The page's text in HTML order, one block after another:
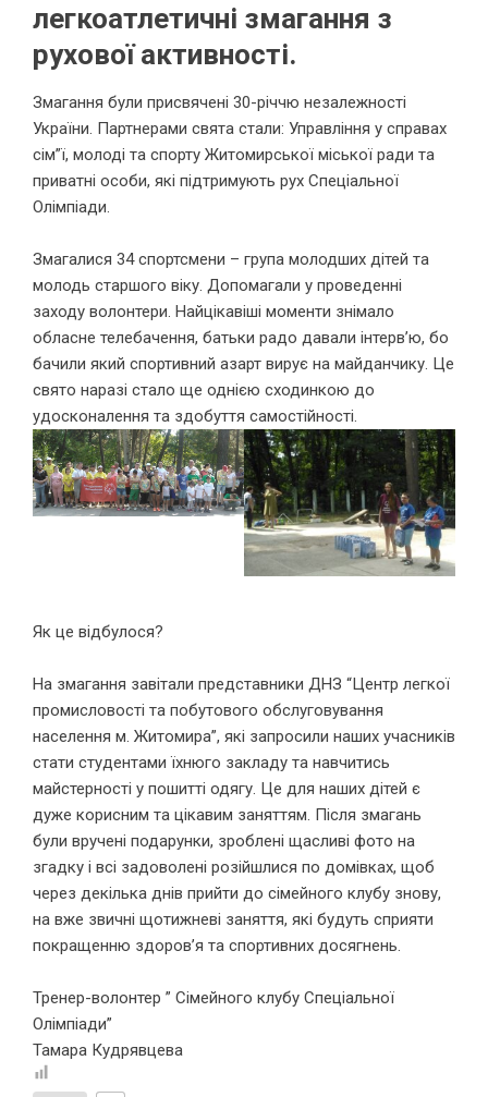
легкоатлетичні змагання з
рухової активності.
Змагання були присвячені 30-річчю незалежності
України. Партнерами свята стали: Управління у справах
сім”ї, молоді та спорту Житомирської міської ради та
приватні особи, які підтримують рух Спеціальної
Олімпіади.
Змагалися 34 спортсмени – група молодших дітей та
молодь старшого віку. Допомагали у проведенні
заходу волонтери. Найцікавіші моменти знімало
обласне телебачення, батьки радо давали інтерв’ю, бо
бачили який спортивний азарт вирує на майданчику. Це
свято наразі стало ще однією сходинкою до
удосконалення та здобуття самостійності.
Як це відбулося?
На змагання завітали представники ДНЗ “Центр легкої
промисловості та побутового обслуговування
населення м. Житомира”, які запросили наших учасників
стати студентами їхнюго закладу та навчитись
майстерності у пошитті одягу. Це для наших дітей є
дуже корисним та цікавим заняттям. Після змагань
були вручені подарунки, зроблені щасливі фото на
згадку і всі задоволені розійшлися по домівках, щоб
через декілька днів прийти до сімейного клубу знову,
на вже звичні щотижневі заняття, які будуть сприяти
покращенню здоров’я та спортивних досягнень.
Тренер-волонтер ” Сімейного клубу Спеціальної
Олімпіади”
Тамара Кудрявцева